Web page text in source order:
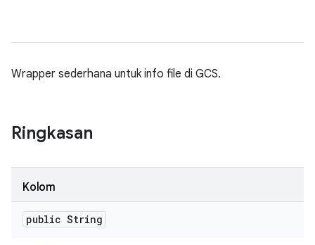
Wrapper sederhana untuk info file di GCS.
Ringkasan
Kolom
public String